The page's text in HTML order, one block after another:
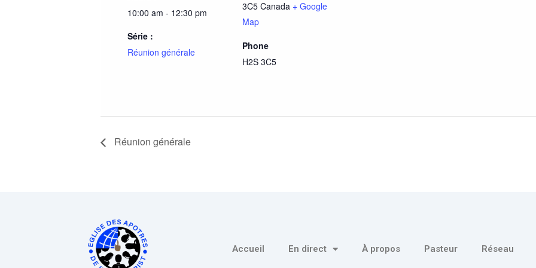
10:00 am - 12:30 pm
Série :
Réunion générale
3C5 Canada + Google
Map
Phone
H2S 3C5
Réunion générale
Accueil En direct À propos Pasteur Réseau